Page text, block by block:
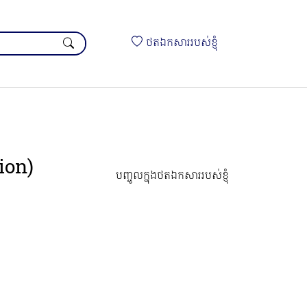
ថតឯកសាររបស់ខ្ញុំ
បញ្ចូលក្នុងថតឯកសាររបស់ខ្ញុំ